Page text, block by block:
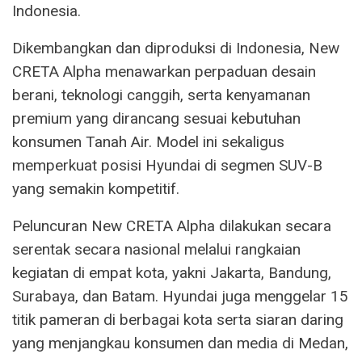
Indonesia.
Dikembangkan dan diproduksi di Indonesia, New
CRETA Alpha menawarkan perpaduan desain
berani, teknologi canggih, serta kenyamanan
premium yang dirancang sesuai kebutuhan
konsumen Tanah Air. Model ini sekaligus
memperkuat posisi Hyundai di segmen SUV-B
yang semakin kompetitif.
Peluncuran New CRETA Alpha dilakukan secara
serentak secara nasional melalui rangkaian
kegiatan di empat kota, yakni Jakarta, Bandung,
Surabaya, dan Batam. Hyundai juga menggelar 15
titik pameran di berbagai kota serta siaran daring
yang menjangkau konsumen dan media di Medan,